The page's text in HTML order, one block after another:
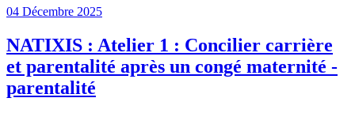
04 Décembre 2025
NATIXIS : Atelier 1 : Concilier carrière
et parentalité après un congé maternité -
parentalité